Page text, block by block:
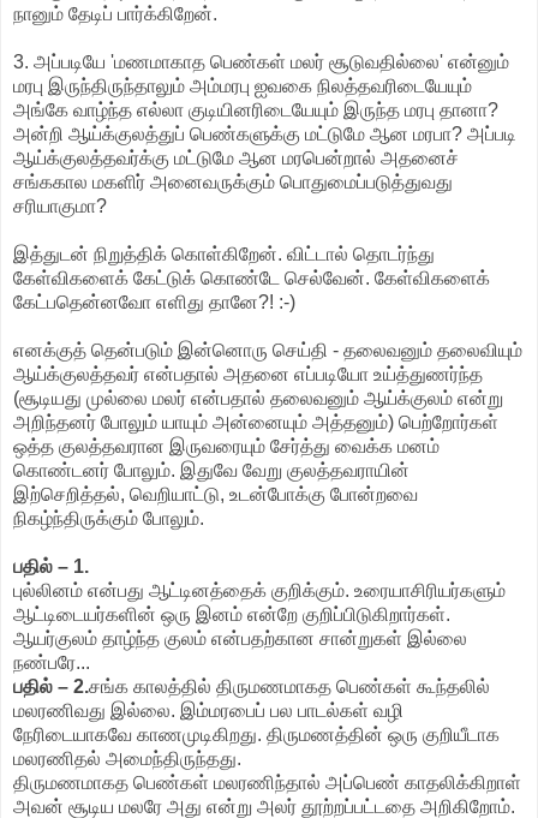
நானும் தேடிப் பார்க்கிறேன்.
3. அப்படியே 'மணமாகாத பெண்கள் மலர் சூடுவதில்லை' என்னும்
மரபு இருந்திருந்தாலும் அம்மரபு ஐவகை நிலத்தவரிடையேயும்
அங்கே வாழ்ந்த எல்லா குடியினரிடையேயும் இருந்த மரபு தானா?
அன்றி ஆய்க்குலத்துப் பெண்களுக்கு மட்டுமே ஆன மரபா? அப்படி
ஆய்க்குலத்தவர்க்கு மட்டுமே ஆன மரபென்றால் அதனைச்
சங்ககால மகளிர் அனைவருக்கும் பொதுமைப்படுத்துவது
சரியாகுமா?
இத்துடன் நிறுத்திக் கொள்கிறேன். விட்டால் தொடர்ந்து
கேள்விகளைக் கேட்டுக் கொண்டே செல்வேன். கேள்விகளைக்
கேட்பதென்னவோ எளிது தானே?! :-)
எனக்குத் தென்படும் இன்னொரு செய்தி - தலைவனும் தலைவியும்
ஆய்க்குலத்தவர் என்பதால் அதனை எப்படியோ உய்த்துணர்ந்த
(சூடியது முல்லை மலர் என்பதால் தலைவனும் ஆய்க்குலம் என்று
அறிந்தனர் போலும் யாயும் அன்னையும் அத்தனும்) பெற்றோர்கள்
ஒத்த குலத்தவரான இருவரையும் சேர்த்து வைக்க மனம்
கொண்டனர் போலும். இதுவே வேறு குலத்தவராயின்
இற்செறித்தல், வெறியாட்டு, உடன்போக்கு போன்றவை
நிகழ்ந்திருக்கும் போலும்.
பதில் – 1.
புல்லினம் என்பது ஆட்டினத்தைக் குறிக்கும். உரையாசிரியர்களும்
ஆட்டிடையர்களின் ஒரு இனம் என்றே குறிப்பிடுகிறார்கள்.
ஆயர்குலம் தாழ்ந்த குலம் என்பதற்கான சான்றுகள் இல்லை
நண்பரே...
பதில் – 2.சங்க காலத்தில் திருமணமாகத பெண்கள் கூந்தலில்
மலரணிவது இல்லை. இம்மரபைப் பல பாடல்கள் வழி
நேரிடையாகவே காணமுடிகிறது. திருமணத்தின் ஒரு குறியீடாக
மலரணிதல் அமைந்திருந்தது.
திருமணமாகத பெண்கள் மலரணிந்தால் அப்பெண் காதலிக்கிறாள்
அவன் சூடிய மலரே அது என்று அலர் தூற்றப்பட்டதை அறிகிறோம்.